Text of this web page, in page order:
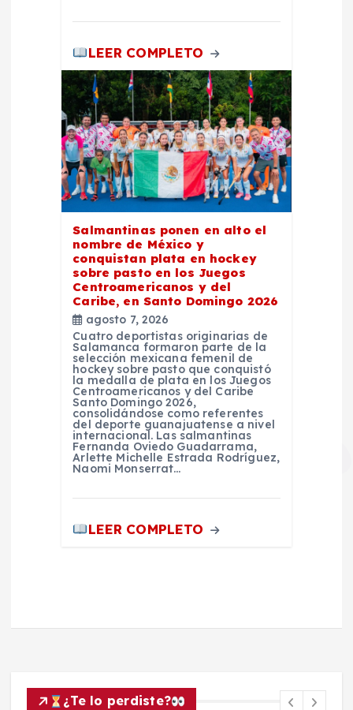
LEER COMPLETO
Salmantinas ponen en alto el
nombre de México y
conquistan plata en hockey
sobre pasto en los Juegos
Centroamericanos y del
Caribe, en Santo Domingo 2026
agosto 7, 2026
Cuatro deportistas originarias de
Salamanca formaron parte de la
selección mexicana femenil de
hockey sobre pasto que conquistó
la medalla de plata en los Juegos
Centroamericanos y del Caribe
Santo Domingo 2026,
consolidándose como referentes
del deporte guanajuatense a nivel
internacional. Las salmantinas
Fernanda Oviedo Guadarrama,
Arlette Michelle Estrada Rodríguez,
Naomi Monserrat…
LEER COMPLETO
¿Te lo perdiste?